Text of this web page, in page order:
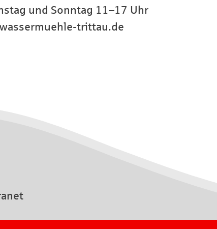
und Sonntag 11–17 Uhr
trittau.de